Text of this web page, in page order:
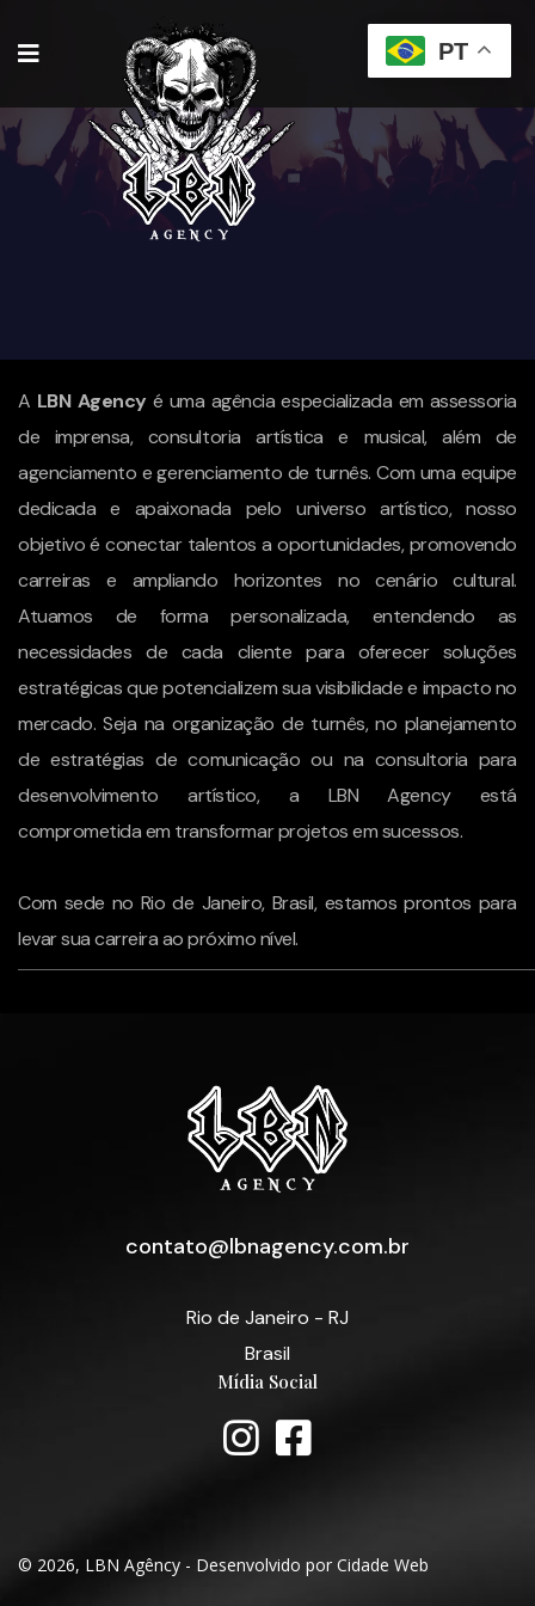
A LBN Agency é uma agência especializada em assessoria
de imprensa, consultoria artística e musical, além de
agenciamento e gerenciamento de turnês. Com uma equipe
dedicada e apaixonada pelo universo artístico, nosso
objetivo é conectar talentos a oportunidades, promovendo
carreiras e ampliando horizontes no cenário cultural.
Atuamos de forma personalizada, entendendo as
necessidades de cada cliente para oferecer soluções
estratégicas que potencializem sua visibilidade e impacto no
mercado. Seja na organização de turnês, no planejamento
de estratégias de comunicação ou na consultoria para
desenvolvimento artístico, a LBN Agency está
comprometida em transformar projetos em sucessos.
Com sede no Rio de Janeiro, Brasil, estamos prontos para
levar sua carreira ao próximo nível.
contato@lbnagency.com.br
Rio de Janeiro - RJ
Brasil
Mídia Social
© 2026, LBN Agêncy - Desenvolvido por Cidade Web
PT